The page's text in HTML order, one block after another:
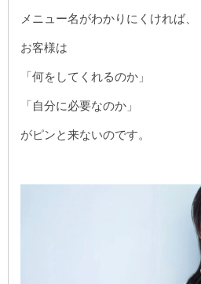
メニュー名がわかりにくければ、
お客様は
「何をしてくれるのか」
「自分に必要なのか」
がピンと来ないのです。